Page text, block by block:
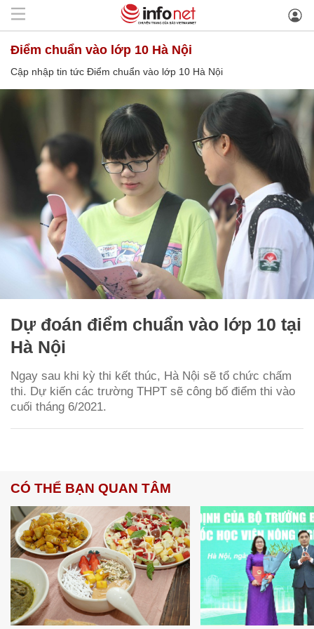
Điểm chuẩn vào lớp 10 Hà Nội
Cập nhập tin tức Điểm chuẩn vào lớp 10 Hà Nội
Dự đoán điểm chuẩn vào lớp 10 tại
Hà Nội
Ngay sau khi kỳ thi kết thúc, Hà Nội sẽ tổ chức chấm
thi. Dự kiến các trường THPT sẽ công bố điểm thi vào
cuối tháng 6/2021.
CÓ THỂ BẠN QUAN TÂM